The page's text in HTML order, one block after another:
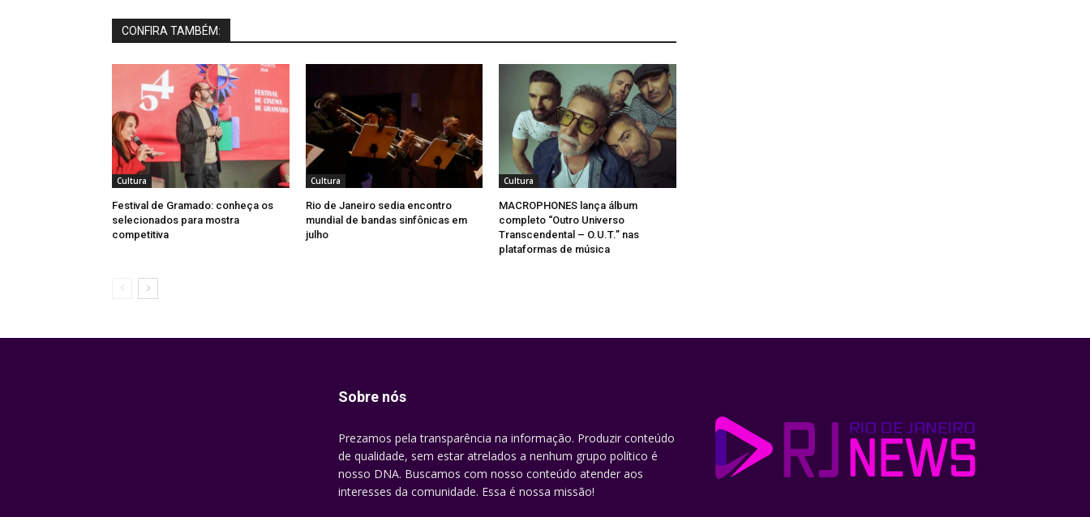
CONFIRA TAMBÉM:
Cultura
Festival de Gramado: conheça os
selecionados para mostra
competitiva
Cultura
Rio de Janeiro sedia encontro
mundial de bandas sinfônicas em
julho
Cultura
MACROPHONES lança álbum
completo “Outro Universo
Transcendental – O.U.T.” nas
plataformas de música
Sobre nós
Prezamos pela transparência na informação. Produzir conteúdo
de qualidade, sem estar atrelados a nenhum grupo político é
nosso DNA. Buscamos com nosso conteúdo atender aos
interesses da comunidade. Essa é nossa missão!